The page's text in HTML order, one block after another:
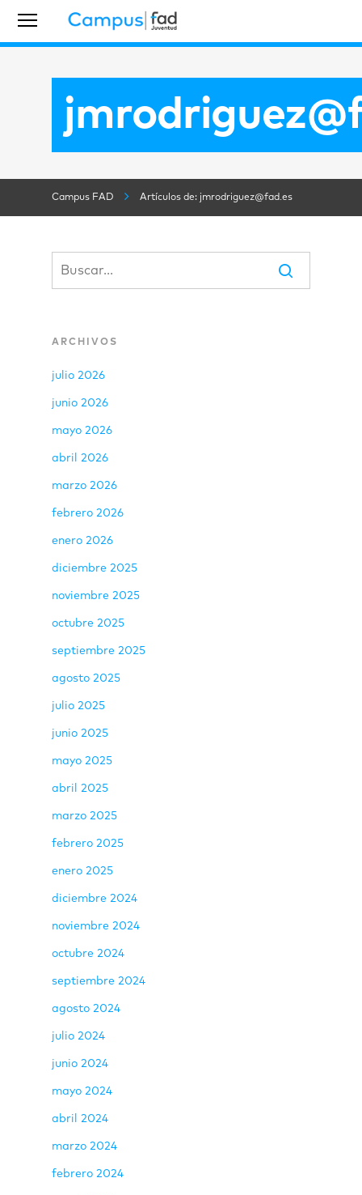
Campus FAD Artículos de: jmrodriguez@fad.es
ARCHIVOS
julio 2026
junio 2026
mayo 2026
abril 2026
marzo 2026
febrero 2026
enero 2026
diciembre 2025
noviembre 2025
octubre 2025
septiembre 2025
agosto 2025
julio 2025
junio 2025
mayo 2025
abril 2025
marzo 2025
febrero 2025
enero 2025
diciembre 2024
noviembre 2024
octubre 2024
septiembre 2024
agosto 2024
julio 2024
junio 2024
mayo 2024
abril 2024
marzo 2024
febrero 2024